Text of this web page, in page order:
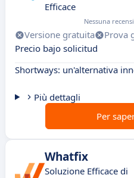
Efficace
Nessuna
Versione gratuita Prova
Precio bajo solicitud
Shortways: un'alternativa
Più dettagli
Per
Whatfix
Soluzione Efficace di